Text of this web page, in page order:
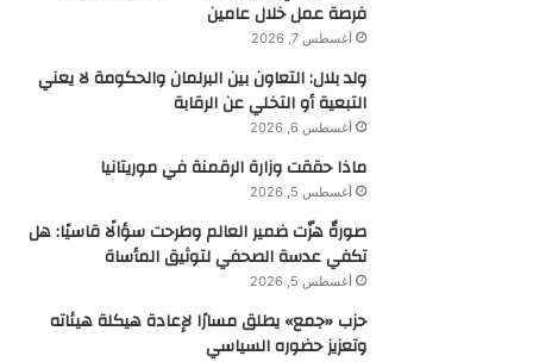
فرصة عمل خلال عامين
أغسطس 7, 2026
ولد بلال: التعاون بين البرلمان والحكومة لا يعني
التبعية أو التخلي عن الرقابة
أغسطس 6, 2026
ماذا حققت وزارة الرقمنة في موريتانيا
أغسطس 5, 2026
صورةٌ هزّت ضمير العالم وطرحت سؤالًا قاسيًا: هل
تكفي عدسة الصحفي لتوثيق المأساة
أغسطس 5, 2026
حزب «جمع» يطلق مسارًا لإعادة هيكلة هيئاته
وتعزيز حضوره السياسي